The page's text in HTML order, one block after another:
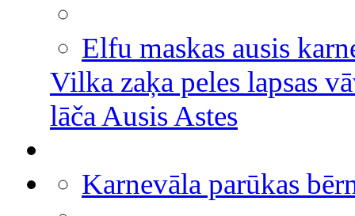
Elfu maskas ausis
Vilka zaķa peles lapsas
lāča Ausis Astes
Karnevāla parūkas